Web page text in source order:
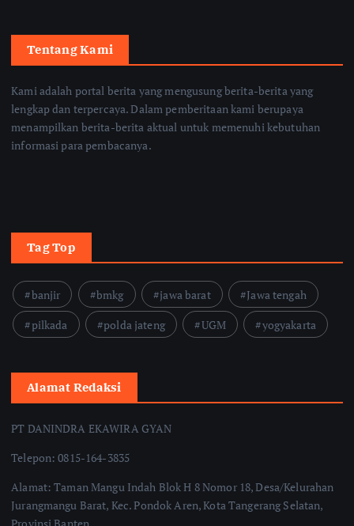
Tentang Kami
Kami adalah portal berita yang mengusung berita-berita yang
lengkap dan terpercaya. Dalam pemberitaan kami berupaya
menampilkan berita-berita aktual untuk memenuhi kebutuhan
informasi para pembacanya.
Tag Top
banjir bmkg jawa barat
Jawa tengah
pilkada
polda jateng UGM yogyakarta
Alamat Redaksi
PT DANINDRA EKAWIRA GYAN
Telepon: 0815-164-3835
Alamat: Taman Mangu Indah Blok H 8 Nomor 18, Desa/Kelurahan
Jurangmangu Barat, Kec. Pondok Aren, Kota Tangerang Selatan,